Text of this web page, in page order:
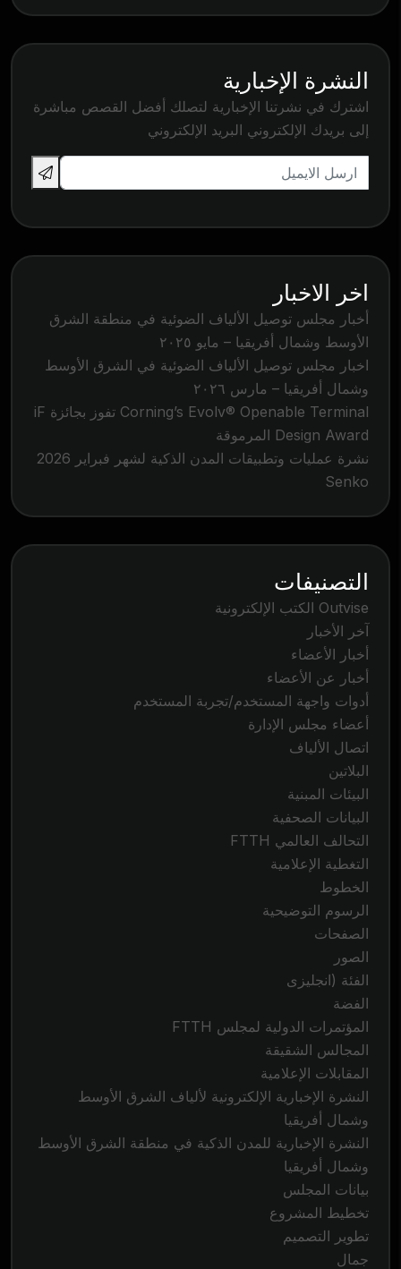
النشرة الإخبارية
اشترك في نشرتنا الإخبارية لتصلك أفضل القصص مباشرة
إلى بريدك الإلكتروني البريد الإلكتروني
اخر الاخبار
أخبار مجلس توصيل الألياف الضوئية في منطقة الشرق
الأوسط وشمال أفريقيا – مايو ٢٠٢٥
اخبار مجلس توصيل الألياف الضوئية في الشرق الأوسط
وشمال أفريقيا – مارس ٢٠٢٦
Corning’s Evolv® Openable Terminal تفوز بجائزة iF
Design Award المرموقة
نشرة عمليات وتطبيقات المدن الذكية لشهر فبراير 2026
Senko
التصنيفات
Outvise الكتب الإلكترونية
آخر الأخبار
أخبار الأعضاء
أخبار عن الأعضاء
أدوات واجهة المستخدم/تجربة المستخدم
أعضاء مجلس الإدارة
اتصال الألياف
البلاتين
البيئات المبنية
البيانات الصحفية
التحالف العالمي FTTH
التغطية الإعلامية
الخطوط
الرسوم التوضيحية
الصفحات
الصور
الفئة (انجليزى
الفضة
المؤتمرات الدولية لمجلس FTTH
المجالس الشقيقة
المقابلات الإعلامية
النشرة الإخبارية الإلكترونية لألياف الشرق الأوسط
وشمال أفريقيا
النشرة الإخبارية للمدن الذكية في منطقة الشرق الأوسط
وشمال أفريقيا
بيانات المجلس
تخطيط المشروع
تطوير التصميم
جمال